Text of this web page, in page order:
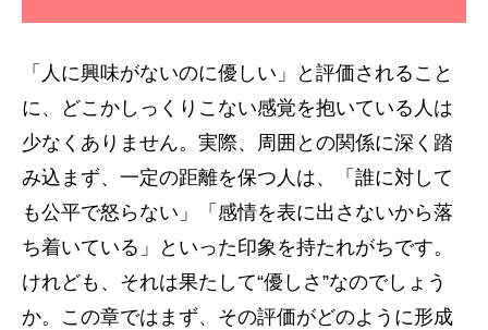
「人に興味がないのに優しい」と評価されること
に、どこかしっくりこない感覚を抱いている人は
少なくありません。実際、周囲との関係に深く踏
み込まず、一定の距離を保つ人は、「誰に対して
も公平で怒らない」「感情を表に出さないから落
ち着いている」といった印象を持たれがちです。
けれども、それは果たして“優しさ”なのでしょう
か。この章ではまず、その評価がどのように形成